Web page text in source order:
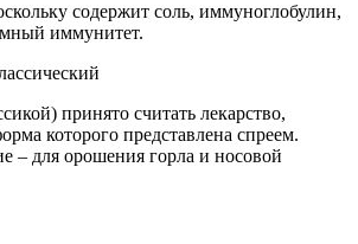
содержит соль, иммуноглобулин,
иммунитет.
принято считать лекарство,
которого представлена спреем.
– для орошения горла и носовой